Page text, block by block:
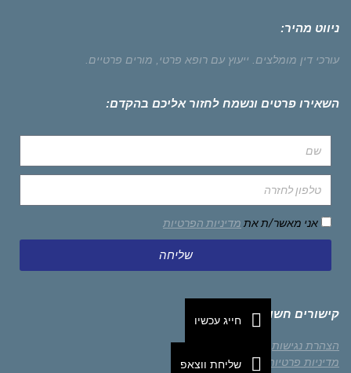
ניווט מהיר:
עורכי דין מומלצים. ייעוץ עם רופא פרטי, מורים פרטיים.
השאירו פרטים ונשמח לחזור אליכם בהקדם:
אני מאשר/ת את מדיניות הפרטיות
שליחה
קישורים חשובים
הצהרת נגישות
מדיניות פרטיות
חייג עכשיו
שליחת ווצאפ